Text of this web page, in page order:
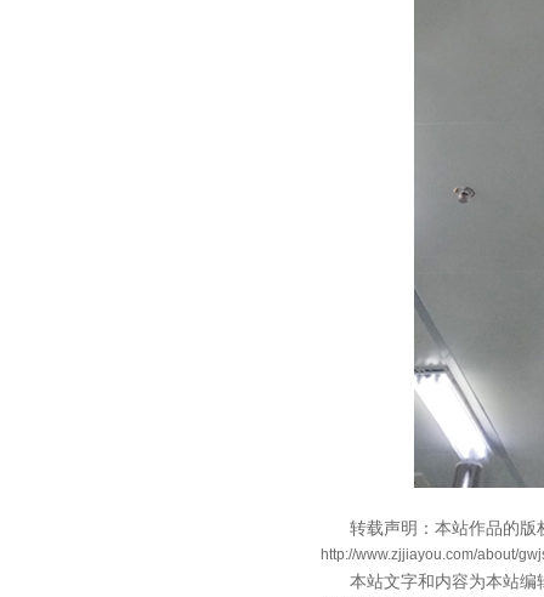
转载声明：本站作品的
http://www.zjjiayou.com/about/
本站文字和内容为本站